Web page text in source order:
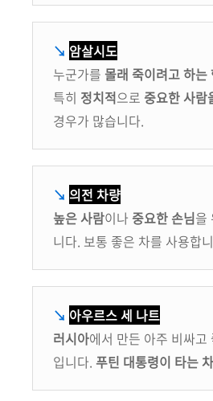
↘ 암살시도
누군가를 몰래 죽이려고 하는
특히 정치적으로 중요한 사람
경우가 많습니다.
↘ 의전 차량
높은 사람이나 중요한 손님을
니다. 보통 좋은 차를 사용합
↘ 아우르스 세 나트
러시아에서 만든 아주 비싸고
입니다. 푸틴 대통령이 타는 차